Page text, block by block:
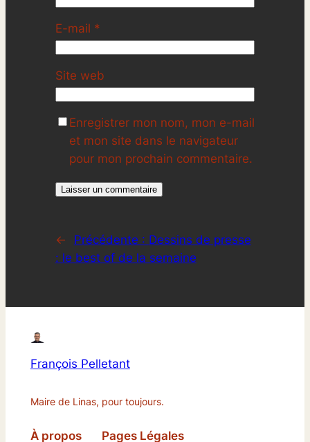
E-mail *
Site web
Enregistrer mon nom, mon e-mail
et mon site dans le navigateur
pour mon prochain commentaire.
← Précédente : Dessins de presse
: le best of de la semaine
François Pelletant
Maire de Linas, pour toujours.
À propos Pages Légales